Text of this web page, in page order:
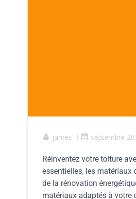
james | septembre
Réinventez votre toiture
essentielles, les matériaux
de la rénovation
matériaux adaptés à votre